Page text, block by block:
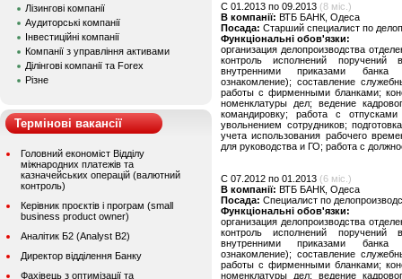
Лізингові компанії
Аудиторські компанії
Інвестиційні компанії
Компанії з управління активами
Ділінгові компанії та Forex
Різне
Термінові вакансії
Головний економіст Відділу
міжнародних платежів та
казначейських операцій (валютний
контроль)
Керівник проєктів і програм (small
business product owner)
Аналітик Б2 (Analyst B2)
Директор відділення Банку
Фахівець з оптимізації та
C 01.2013 по 09.2013 (8 міс.)
В компанії: ВТБ БАНК, Одеса
Посада: Старший специалист по
Функціональні обов'язки:
организация делопроизводства
контроль исполнений поручений
внутренними приказами банка
ознакомление); составление
работы с фирменными бланками;
номенклатуры дел; ведение
командировку; работа с
увольнением сотрудников;
учета использования рабочего
для руководства и ГО; работа с
C 07.2012 по 01.2013 (6 міс.)
В компанії: ВТБ БАНК, Одеса
Посада: Специалист по
Функціональні обов'язки:
организация делопроизводства
контроль исполнений поручений
внутренними приказами банка
ознакомление); составление
работы с фирменными бланками;
номенклатуры дел; ведение